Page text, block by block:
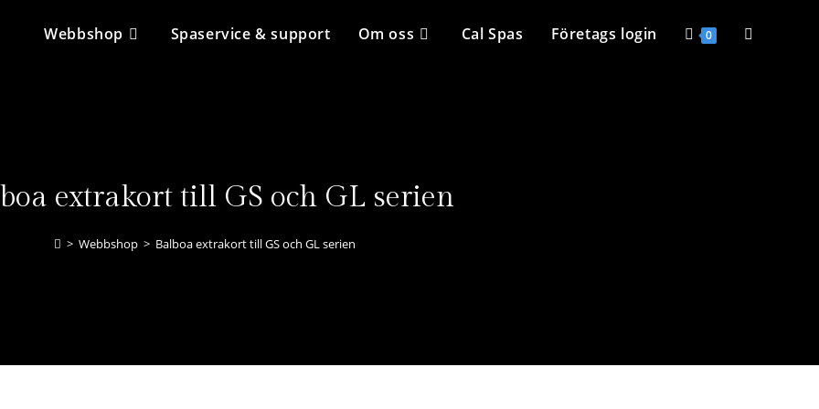
Webbshop Spaservice & support Om oss Cal Spas Företags login 0
extrakort till GS och GL serien
> Webbshop > Balboa extrakort till GS och GL serien